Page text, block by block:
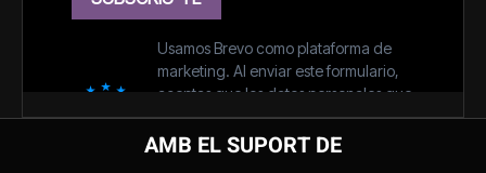
AMB EL SUPORT DE